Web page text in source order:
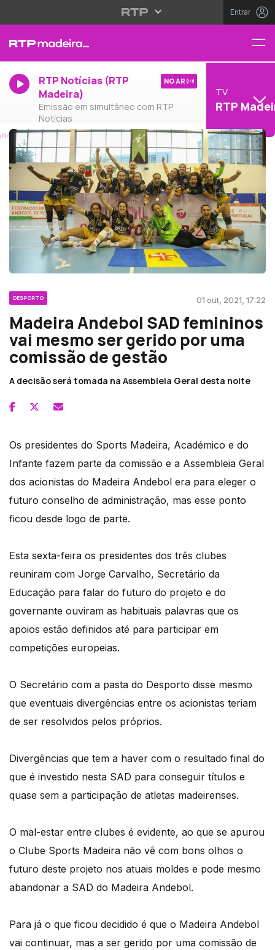
Entrar
RTP Notícias (RTP
Madeira)
Emissão em simultâneo com RTP
Notícias
NO AR
TV
RTP
DESPORTO 01 out, 2021, 17:22
Madeira Andebol SAD femininos
vai mesmo ser gerido por uma
comissão de gestão
A decisão será tomada na Assembleia Geral desta noite
Os presidentes do Sports Madeira, Académico e do
Infante fazem parte da comissão e a Assembleia Geral
dos acionistas do Madeira Andebol era para eleger o
futuro conselho de administração, mas esse ponto
ficou desde logo de parte.
Esta sexta-feira os presidentes dos três clubes
reuniram com Jorge Carvalho, Secretário da
Educação para falar do futuro do projeto e do
governante ouviram as habituais palavras que os
apoios estão definidos até para participar em
competições europeias.
O Secretário com a pasta do Desporto disse mesmo
que eventuais divergências entre os acionistas teriam
de ser resolvidos pelos próprios.
Divergências que tem a haver com o resultado final do
que é investido nesta SAD para conseguir títulos e
quase sem a participação de atletas madeirenses.
O mal-estar entre clubes é evidente, ao que se apurou
o Clube Sports Madeira não vê com bons olhos o
futuro deste projeto nos atuais moldes e pode mesmo
abandonar a SAD do Madeira Andebol.
Para já o que ficou decidido é que o Madeira Andebol
vai continuar, mas a ser gerido por uma comissão de